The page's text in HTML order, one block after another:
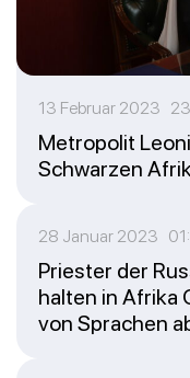
13 Februar 2023
Metropolit
Schwarzen
28 Januar 2023
Priester der
halten in Afrika
von Sprachen